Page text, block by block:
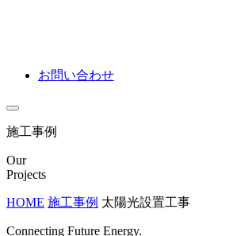
お問い合わせ
施工事例
Our
Projects
HOME 施工事例 太陽光設置工事
Connecting Future Energy.